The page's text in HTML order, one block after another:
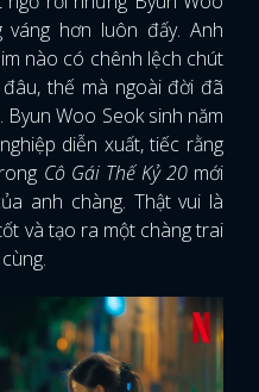
hơn luôn đấy. Anh
nào có chênh lệch chút
thế mà ngoài đời đã
Woo Seok sinh năm
diễn xuất, tiếc rằng
Cô Gái Thế Kỷ 20mới
anh chàng. Thật vui là
và tạo ra một chàng trai